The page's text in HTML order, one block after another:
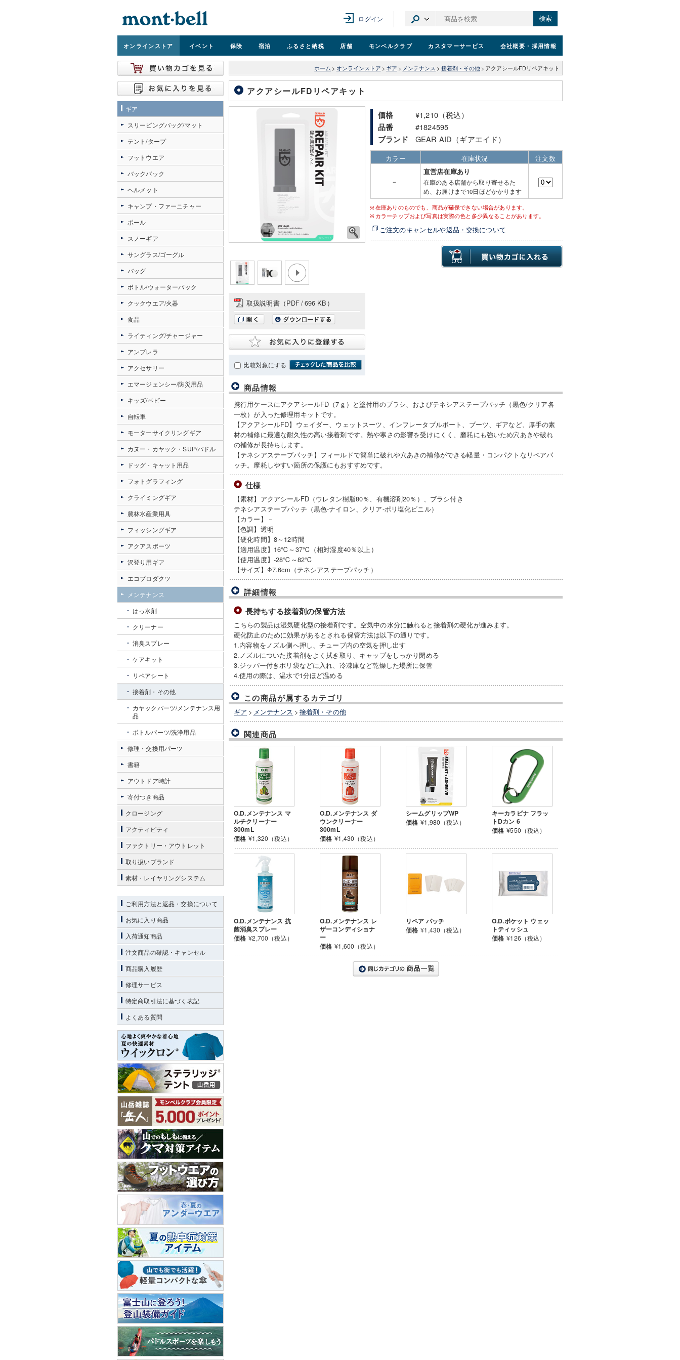
ログイン 検索
オンラインストア イベント 保険 宿泊 ふるさと納税 店舗 モンベルクラブ カスタマーサービス 会社概要 ・採用情報
ホーム > オンラインストア > ギア > メンテナンス > 接着剤・その他 > アクアシールFDリペアキット
アクアシールFDリペアキット
取扱説明書（PDF/696 KB）
比較対象にする
価格 ¥1,210（税込）
品番 #1824595
ブランド GEAR AID（ギアエイド）
カラー 在庫状況 注文数
－
直営店在庫あり
在庫のある店舗から取り寄せるた
め、お届けまで10日ほどかかります
在庫ありのものでも、商品が確保できない場合があります。
カラーチップおよび写真は実際の色と多少異なることがあります。
ご注文のキャンセルや返品・交換について
商品情報
携行用ケースにアクアシールFD（7ｇ）と塗付用のブラシ、およびテネシアステープパッチ（黒色/クリア各
一枚）が入った修理用キットです。
【アクアシールFD】ウェイダー、ウェットスーツ、インフレータブルボート、ブーツ、ギアなど、厚手の素
材の補修に最適な耐久性の高い接着剤です。熱や寒さの影響を受けにくく、磨耗にも強いため穴あきや破れ
の補修が長持ちします。
【テネシアステープパッチ】フィールドで簡単に破れや穴あきの補修ができる軽量・コンパクトなリペアパ
ッチ。摩耗しやすい箇所の保護にもおすすめです。
仕様
【素材】アクアシールFD（ウレタン樹脂80％、有機溶剤20％）、ブラシ付き
テネシアステープパッチ（黒色-ナイロン、クリア-ポリ塩化ビニル）
【カラー】－
【色調】透明
【硬化時間】8～12時間
【適用温度】16℃～37℃（相対湿度40％以上）
【使用温度】-28℃～82℃
【サイズ】Φ7.6cm（テネシアステープパッチ）
詳細情報
長持ちする接着剤の保管方法
こちらの製品は湿気硬化型の接着剤です。空気中の水分に触れると接着剤の硬化が進みます。
硬化防止のために効果があるとされる保管方法は以下の通りです。
1.内容物をノズル側へ押し、チューブ内の空気を押し出す
2.ノズルについた接着剤をよく拭き取り、キャップをしっかり閉める
3.ジッパー付きポリ袋などに入れ、冷凍庫など乾燥した場所に保管
4.使用の際は、温水で1分ほど温める
この商品が属するカテゴリ
ギア > メンテナンス > 接着剤・その他
関連商品
O.D.メンテナンス マ
ルチクリーナー
300mL
価格 ¥1,320（税込）
O.D.メンテナンス ダ
ウンクリーナー
300mL
価格 ¥1,430（税込）
シームグリップWP
価格 ¥1,980（税込）
キーカラビナ フラッ
トDカン 6
価格 ¥550（税込）
O.D.メンテナンス 抗
菌消臭スプレー
価格 ¥2,700（税込）
O.D.メンテナンス レ
ザーコンディショナ
ー
価格 ¥1,600（税込）
リペア パッチ
価格 ¥1,430（税込）
O.D.ポケット ウェッ
トティッシュ
価格 ¥126（税込）
ギア
スリーピングバッグ/マット
テント/タープ
フットウエア
バックパック
ヘルメット
キャンプ・ファーニチャー
ポール
スノーギア
サングラス/ゴーグル
バッグ
ボトル/ウォーターパック
クックウエア/火器
食品
ライティング/チャージャー
アンブレラ
アクセサリー
エマージェンシー/防災用品
キッズ/ベビー
自転車
モーターサイクリングギア
カヌー・カヤック・SUP/パドル
ドッグ・キャット用品
フォトグラフィング
クライミングギア
農林水産業用具
フィッシングギア
アクアスポーツ
沢登り用ギア
エコプロダクツ
メンテナンス
はっ水剤
クリーナー
消臭スプレー
ケアキット
リペアシート
接着剤・その他
カヤックパーツ/メンテナンス用
品
ボトルパーツ/洗浄用品
修理・交換用パーツ
書籍
アウトドア時計
寄付つき商品
クロージング
アクティビティ
ファクトリー・アウトレット
取り扱いブランド
素材・レイヤリングシステム
ご利用方法と返品・交換について
お気に入り商品
入荷通知商品
注文商品の確認・キャンセル
商品購入履歴
修理サービス
特定商取引法に基づく表記
よくある質問